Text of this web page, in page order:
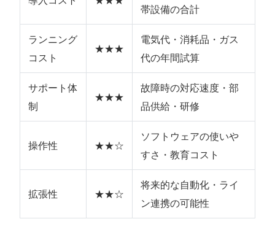
帯設備の合計
ランニング
コスト
★★★
電気代・消耗品・ガス
代の年間試算
サポート体
制
★★★
故障時の対応速度・部
品供給・研修
操作性 ★★☆
ソフトウェアの使いや
すさ・教育コスト
拡張性 ★★☆
将来的な自動化・ライ
ン連携の可能性